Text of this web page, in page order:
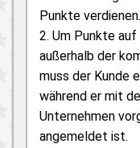
Punkte verdienen.
2. Um Punkte
außerhalb der
muss der Kunde
während er mit
Unternehmen
angemeldet ist.